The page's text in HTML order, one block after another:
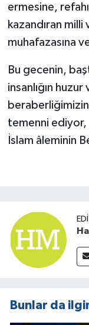
ermesine,
kazandıran milli
muhafazasına
Bu gecenin,
insanlığın
beraberliğimizin
temenni ediyor,
İslam âleminin
Bunlar da